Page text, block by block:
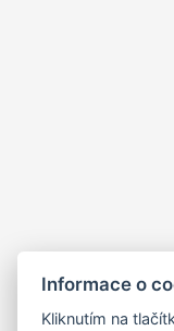
Informace o
Kliknutím na